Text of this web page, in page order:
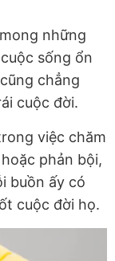
những
sống ổn
chẳng
cuộc đời.
việc chăm
phản bội,
buồn ấy có
cuộc đời họ.